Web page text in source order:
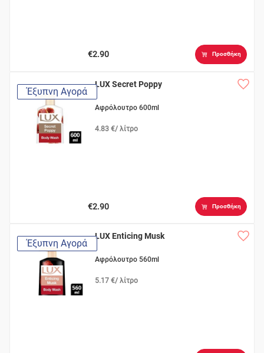
€2.90 Προσθήκη
Έξυπνη Αγορά
LUX Secret Poppy
Αφρόλουτρο 600ml
4.83 €/ λίτρο
€2.90 Προσθήκη
Έξυπνη Αγορά
LUX Enticing Musk
Αφρόλουτρο 560ml
5.17 €/ λίτρο